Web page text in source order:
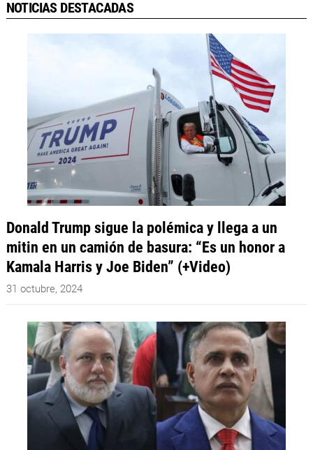
NOTICIAS DESTACADAS
Donald Trump sigue la polémica y llega a un
mitin en un camión de basura: “Es un honor a
Kamala Harris y Joe Biden” (+Video)
31 octubre, 2024